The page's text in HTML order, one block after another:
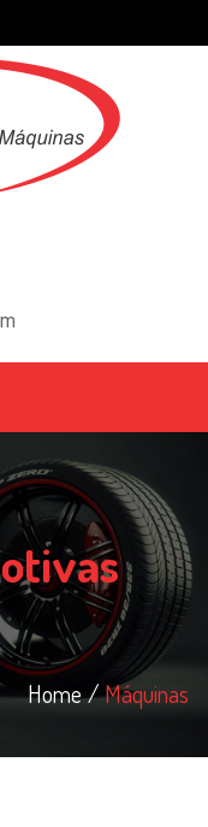
Home Máquinas